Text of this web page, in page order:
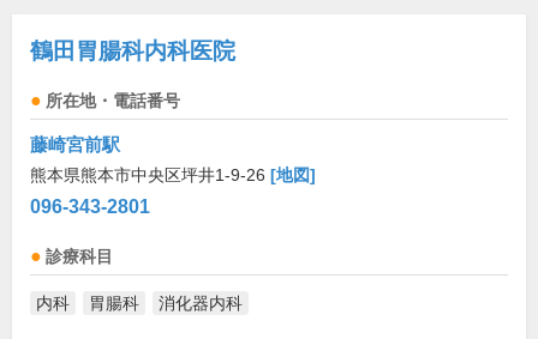
鶴田胃腸科内科医院
所在地・電話番号
藤崎宮前駅
熊本県熊本市中央区坪井1-9-26 [地図]
096-343-2801
診療科目
内科 胃腸科 消化器内科